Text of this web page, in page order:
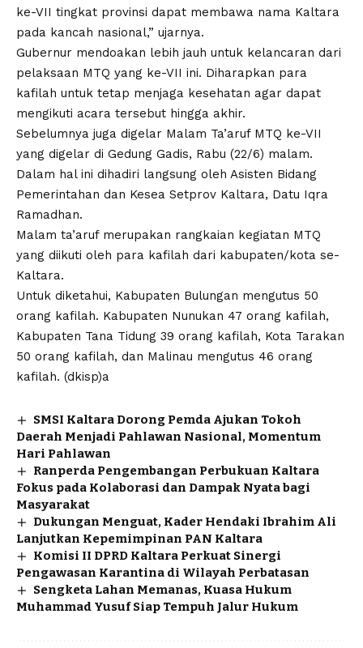
ke-VII tingkat provinsi dapat membawa nama Kaltara
pada kancah nasional,” ujarnya.
Gubernur mendoakan lebih jauh untuk kelancaran dari
pelaksaan MTQ yang ke-VII ini. Diharapkan para
kafilah untuk tetap menjaga kesehatan agar dapat
mengikuti acara tersebut hingga akhir.
Sebelumnya juga digelar Malam Ta’aruf MTQ ke-VII
yang digelar di Gedung Gadis, Rabu (22/6) malam.
Dalam hal ini dihadiri langsung oleh Asisten Bidang
Pemerintahan dan Kesea Setprov Kaltara, Datu Iqra
Ramadhan.
Malam ta’aruf merupakan rangkaian kegiatan MTQ
yang diikuti oleh para kafilah dari kabupaten/kota se-
Kaltara.
Untuk diketahui, Kabupaten Bulungan mengutus 50
orang kafilah. Kabupaten Nunukan 47 orang kafilah,
Kabupaten Tana Tidung 39 orang kafilah, Kota Tarakan
50 orang kafilah, dan Malinau mengutus 46 orang
kafilah. (dkisp)a
SMSI Kaltara Dorong Pemda Ajukan Tokoh
Daerah Menjadi Pahlawan Nasional, Momentum
Hari Pahlawan
Ranperda Pengembangan Perbukuan Kaltara
Fokus pada Kolaborasi dan Dampak Nyata bagi
Masyarakat
Dukungan Menguat, Kader Hendaki Ibrahim Ali
Lanjutkan Kepemimpinan PAN Kaltara
Komisi II DPRD Kaltara Perkuat Sinergi
Pengawasan Karantina di Wilayah Perbatasan
Sengketa Lahan Memanas, Kuasa Hukum
Muhammad Yusuf Siap Tempuh Jalur Hukum